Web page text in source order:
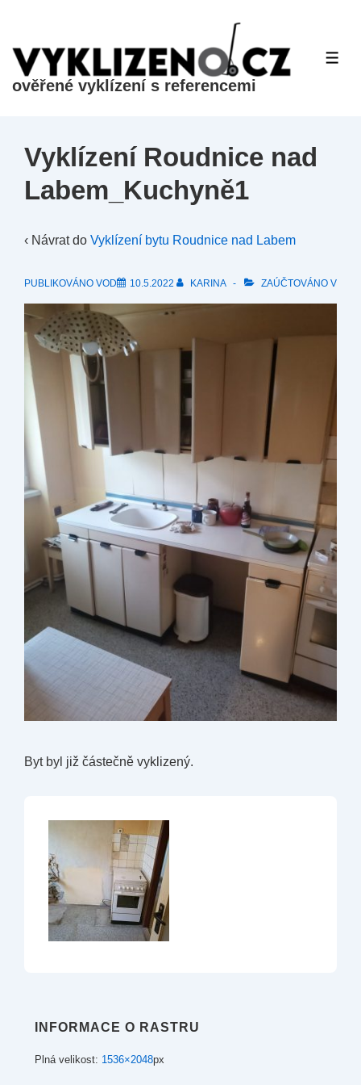
na
hlavní
ověřené vyklízení s referencemi
Vyklízení Roudnice nad
Labem_Kuchyně1
‹ Návrat do Vyklízení bytu Roudnice nad Labem
PUBLIKOVÁNO VOD 10.5.2022 KARINA ZAÚČTOVÁNO V
Byt byl již částečně vyklizený.
INFORMACE O RASTRU
Plná velikost: 1536×2048px